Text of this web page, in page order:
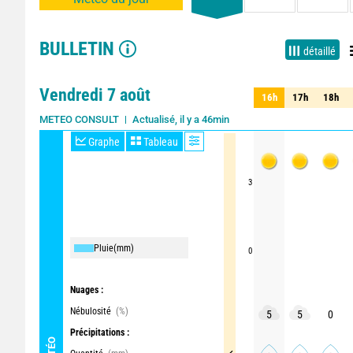
BULLETIN détaillé
Vendredi 7 août
METEO CONSULT Actualisé, il y a 46min
Graphe Tableau
Pluie(mm)
Nuages :
Nébulosité (%)
Précipitations :
3
0
16h 17h 18h
16h 17h 18h
5 5 0